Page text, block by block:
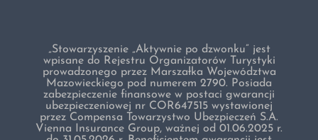
„Stowarzyszenie „Aktywnie po dzwonku” jest
wpisane do Rejestru Organizatorów Turystyki
prowadzonego przez Marszałka Województwa
Mazowieckiego pod numerem 2790. Posiada
zabezpieczenie finansowe w postaci gwarancji
ubezpieczeniowej nr COR647515 wystawionej
przez Compensa Towarzystwo Ubezpieczeń S.A.
Vienna Insurance Group, ważnej od 01.06.2025 r.